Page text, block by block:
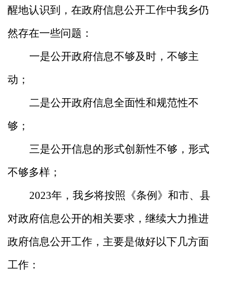
醒地认识到，在政府信息公开工作中我乡仍
然存在一些问题：
一是公开政府信息不够及时，不够主
动；
二是公开政府信息全面性和规范性不
够；
三是公开信息的形式创新性不够，形式
不够多样；
2023年，我乡将按照《条例》和市、县
对政府信息公开的相关要求，继续大力推进
政府信息公开工作，主要是做好以下几方面
工作：